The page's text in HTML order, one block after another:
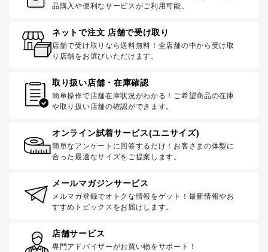
品購入や便利なサービスがご利用可能。
ネットで注文 店舗で受け取り
店舗で受け取りなら送料無料！全店舗の中から受け取
り店舗をお選びいただけます。
取り扱い店舗・在庫確認
簡単操作で店舗在庫状況がわかる！ご希望商品の在庫
や取り扱い店舗の確認ができます。
オンライン試着サービス(ユニサイズ)
簡単なアンケートに回答するだけ！お客さまの体型に
合った最適なサイズをご提案します。
メールマガジンサービス
メルマガ登録でオトクな情報をゲット！最新情報やお
すすめトピックスをお届けします。
店舗サービス
専門アドバイザーがお買い物をサポート！